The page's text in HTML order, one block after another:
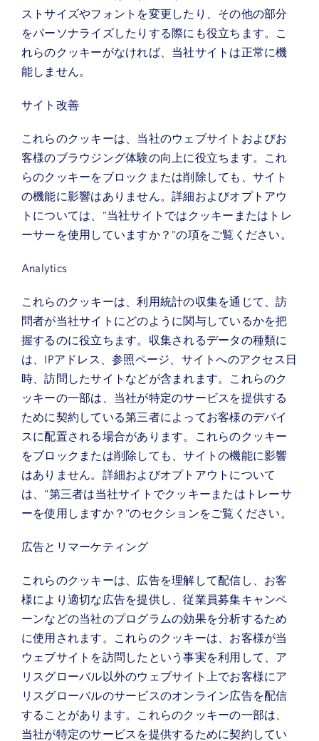
ストサイズやフォントを変更したり、その他の部分
をパーソナライズしたりする際にも役立ちます。こ
れらのクッキーがなければ、当社サイトは正常に機
能しません。
サイト改善
これらのクッキーは、当社のウェブサイトおよびお
客様のブラウジング体験の向上に役立ちます。これ
らのクッキーをブロックまたは削除しても、サイト
の機能に影響はありません。詳細およびオプトアウ
トについては、"当社サイトではクッキーまたはトレ
ーサーを使用していますか？"の項をご覧ください。
Analytics
これらのクッキーは、利用統計の収集を通じて、訪
問者が当社サイトにどのように関与しているかを把
握するのに役立ちます。収集されるデータの種類に
は、IPアドレス、参照ページ、サイトへのアクセス日
時、訪問したサイトなどが含まれます。これらのク
ッキーの一部は、当社が特定のサービスを提供する
ために契約している第三者によってお客様のデバイ
スに配置される場合があります。これらのクッキー
をブロックまたは削除しても、サイトの機能に影響
はありません。詳細およびオプトアウトについて
は、"第三者は当社サイトでクッキーまたはトレーサ
ーを使用しますか？"のセクションをご覧ください。
広告とリマーケティング
これらのクッキーは、広告を理解して配信し、お客
様により適切な広告を提供し、従業員募集キャンペ
ーンなどの当社のプログラムの効果を分析するため
に使用されます。これらのクッキーは、お客様が当
ウェブサイトを訪問したという事実を利用して、ア
リスグローバル以外のウェブサイト上でお客様にア
リスグローバルのサービスのオンライン広告を配信
することがあります。これらのクッキーの一部は、
当社が特定のサービスを提供するために契約してい